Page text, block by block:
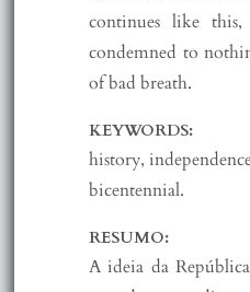
continues like
condemned to
of bad breath.
KEYWORDS:
history,
bicentennial.
RESUMO:
A ideia da